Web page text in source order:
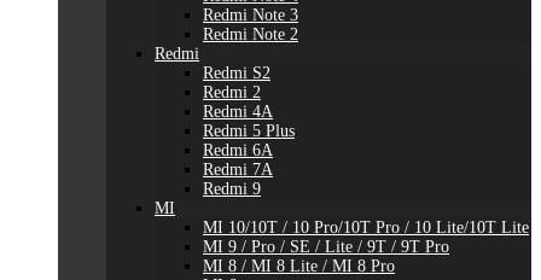
Redmi Note 3
Redmi Note 2
Redmi
Redmi S2
Redmi 2
Redmi 4A
Redmi 5 Plus
Redmi 6A
Redmi 7A
Redmi 9
MI
MI 10/10T / 10 Pro/10T Pro / 10 Lite/10T Lite
MI 9 / Pro / SE / Lite / 9T / 9T Pro
MI 8 / MI 8 Lite / MI 8 Pro